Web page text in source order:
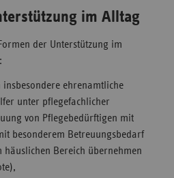
im Alltag
der Unterstützung im
ehrenamtliche
unter pflegefachlicher
von Pflegebedürftigen mit
besonderem Betreuungsbedarf
Bereich übernehmen